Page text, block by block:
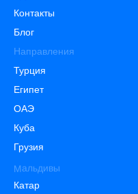
Контакты
Блог
Направления
Турция
Египет
ОАЭ
Куба
Грузия
Мальдивы
Катар